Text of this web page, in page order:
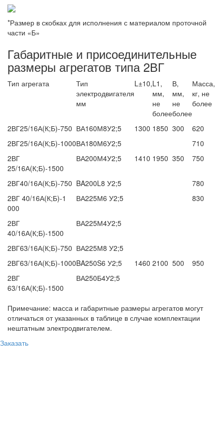
*Размер в скобках для исполнения с материалом проточной
части «Б»
Габаритные и присоединительные
размеры агрегатов типа 2ВГ
Тип агрегата
Тип
электродвигателя
мм
L±10,L1,
мм,
не
более
В,
мм,
не
более
Масса,
кг, не
более
2ВГ25/16А(К;Б)-750 ВА160М8У2;5 1300 1850 300
620
2ВГ25/16А(К;Б)-1000ВА180М6У2;5
710
2ВГ
25/16А(К;Б)-1500
ВА200М4У2;5 1410 1950 350 750
2ВГ40/16А(К;Б)-750 BA200L8 У2;5
780
2ВГ 40/16А(К;Б)-1
000
ВА225М6 У2;5 830
2ВГ
40/16А(К;Б)-1500
ВА225М4У2;5
2ВГ63/16А(К;Б)-750 ВА225М8 У2;5
2ВГ63/16А(К;Б)-1000BA250S6 У2;5 1460 2100 500
950
2ВГ
63/16А(К;Б)-1500
ВА250Б4У2;5
Примечание: масса и габаритные размеры агрегатов могут
отличаться от указанных в таблице в случае комплектации
нештатным электродвигателем.
Заказать